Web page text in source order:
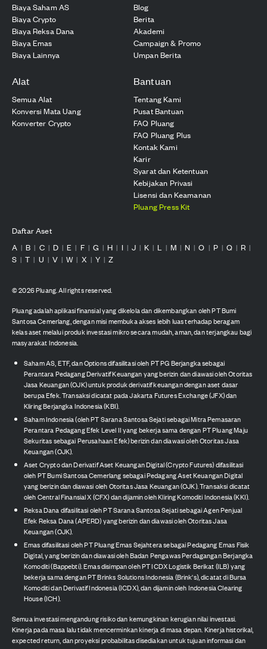
Biaya Saham AS
Biaya Crypto
Biaya Reksa Dana
Biaya Emas
Biaya Lainnya
Blog
Berita
Akademi
Campaign & Promo
Umpan Berita
Alat
Semua Alat
Konversi Mata Uang
Konverter Crypto
Bantuan
Tentang Kami
Pusat Bantuan
FAQ Pluang
FAQ Pluang Plus
Kontak Kami
Karir
Syarat dan Ketentuan
Kebijakan Privasi
Lisensi dan Keamanan
Pluang Press Kit
Daftar Aset
A | B | C | D | E | F | G | H | I | J | K | L | M | N | O | P | Q | R |
S | T | U | V | W | X | Y | Z
©2026Pluang. All rights reserved.
Pluang adalah aplikasi finansial yang dikelola dan dikembangkan oleh PT Bumi
Santosa Cemerlang, dengan misi membuka akses lebih luas terhadap beragam
kelas aset melalui produk investasi mikro secara mudah, aman, dan terjangkau bagi
masyarakat Indonesia.
Saham AS, ETF, dan Options difasilitasi oleh PT PG Berjangka sebagai
Perantara Pedagang Derivatif Keuangan yang berizin dan diawasi oleh Otoritas
Jasa Keuangan (OJK) untuk produk derivatif keuangan dengan aset dasar
berupa Efek. Transaksi dicatat pada Jakarta Futures Exchange (JFX) dan
Kliring Berjangka Indonesia (KBI).
Saham Indonesia (oleh PT Sarana Santosa Sejati sebagai Mitra Pemasaran
Perantara Pedagang Efek Level II yang bekerja sama dengan PT Pluang Maju
Sekuritas sebagai Perusahaan Efek) berizin dan diawasi oleh Otoritas Jasa
Keuangan (OJK).
Aset Crypto dan Derivatif Aset Keuangan Digital (Crypto Futures) difasilitasi
oleh PT Bumi Santosa Cemerlang sebagai Pedagang Aset Keuangan Digital
yang berizin dan diawasi oleh Otoritas Jasa Keuangan (OJK). Transaksi dicatat
oleh Central Finansial X (CFX) dan dijamin oleh Kliring Komoditi Indonesia (KKI).
Reksa Dana difasilitasi oleh PT Sarana Santosa Sejati sebagai Agen Penjual
Efek Reksa Dana (APERD) yang berizin dan diawasi oleh Otoritas Jasa
Keuangan (OJK).
Emas difasilitasi oleh PT Pluang Emas Sejahtera sebagai Pedagang Emas Fisik
Digital, yang berizin dan diawasi oleh Badan Pengawas Perdagangan Berjangka
Komoditi (Bappebti). Emas disimpan oleh PT ICDX Logistik Berikat (ILB) yang
bekerja sama dengan PT Brinks Solutions Indonesia (Brink's), dicatat di Bursa
Komoditi dan Derivatif Indonesia (ICDX), dan dijamin oleh Indonesia Clearing
House (ICH).
Semua investasi mengandung risiko dan kemungkinan kerugian nilai investasi.
Kinerja pada masa lalu tidak mencerminkan kinerja di masa depan. Kinerja historikal,
expected return, dan proyeksi probabilitas disediakan untuk tujuan informasi dan